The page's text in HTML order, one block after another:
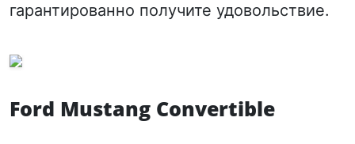
гарантированно получите удовольствие.
Ford Mustang Convertible